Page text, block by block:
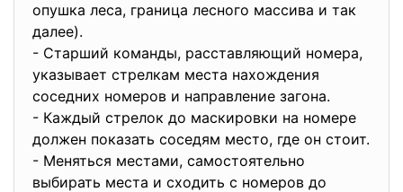
опушка леса, граница лесного массива и так
далее).
- Старший команды, расставляющий номера,
указывает стрелкам места нахождения
соседних номеров и направление загона.
- Каждый стрелок до маскировки на номере
должен показать соседям место, где он стоит.
- Меняться местами, самостоятельно
выбирать места и сходить с номеров до